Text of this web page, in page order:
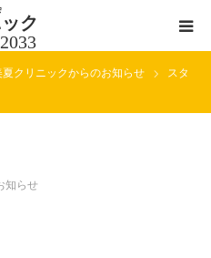
ク
夏クリニックからのお知らせ
スタ
知らせ